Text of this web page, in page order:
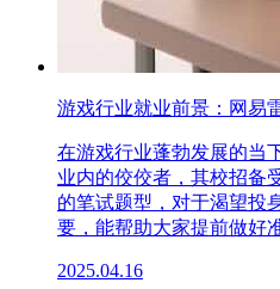
游戏行业就业前景：网易
在游戏行业蓬勃发展的当
业内的佼佼者，其校招备
的笔试题型，对于渴望投
要，能帮助大家提前做好
2025.04.16